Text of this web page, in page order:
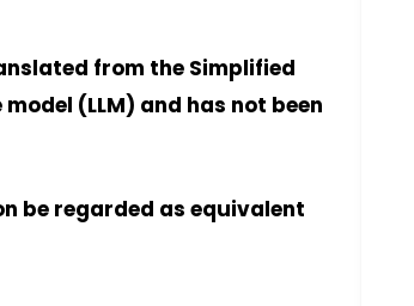
from the Simplified
(LLM) and has not been
be regarded as equivalent